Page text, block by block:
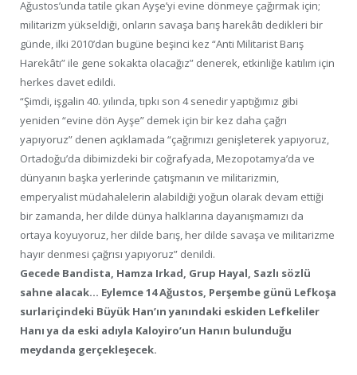
Ağustos’unda tatile çıkan Ayşe’yi evine dönmeye çağırmak için;
militarizm yükseldiği, onların savaşa barış harekâtı dedikleri bir
günde, ilki 2010’dan bugüne beşinci kez “Anti Militarist Barış
Harekâtı” ile gene sokakta olacağız” denerek, etkinliğe katılım için
herkes davet edildi.
“Şimdi, işgalin 40. yılında, tıpkı son 4 senedir yaptığımız gibi
yeniden “evine dön Ayşe” demek için bir kez daha çağrı
yapıyoruz” denen açıklamada “çağrımızı genişleterek yapıyoruz,
Ortadoğu’da dibimizdeki bir coğrafyada, Mezopotamya’da ve
dünyanın başka yerlerinde çatışmanın ve militarizmin,
emperyalist müdahalelerin alabildiği yoğun olarak devam ettiği
bir zamanda, her dilde dünya halklarına dayanışmamızı da
ortaya koyuyoruz, her dilde barış, her dilde savaşa ve militarizme
hayır denmesi çağrısı yapıyoruz” denildi.
Gecede Bandista, Hamza Irkad, Grup Hayal, Sazlı sözlü
sahne alacak… Eylemce 14 Ağustos, Perşembe günü Lefkoşa
surlariçindeki Büyük Han’ın yanındaki eskiden Lefkeliler
Hanı ya da eski adıyla Kaloyiro’un Hanın bulunduğu
meydanda gerçekleşecek.